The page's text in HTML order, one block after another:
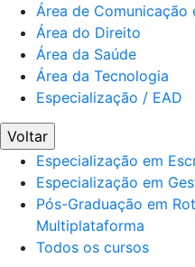
Área de Comunicação
Área do Direito
Área da Saúde
Área da Tecnologia
Especialização / EAD
Voltar
Especialização em
Especialização em
Pós-Graduação em
Multiplataforma
Todos os cursos